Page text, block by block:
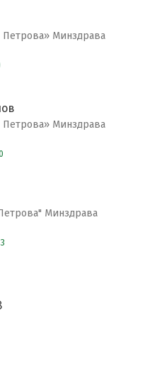
Минздрава
Минздрава
Минздрава